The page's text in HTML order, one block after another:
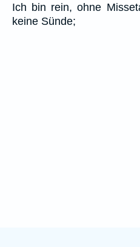
Ich bin rein, ohne
keine Sünde;